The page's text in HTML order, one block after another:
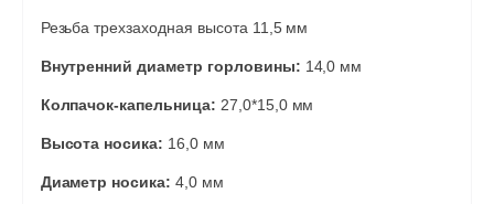
Резьба трехзаходная высота 11,5 мм
Внутренний диаметр горловины: 14,0 мм
Колпачок-капельница: 27,0*15,0 мм
Высота носика: 16,0 мм
Диаметр носика: 4,0 мм